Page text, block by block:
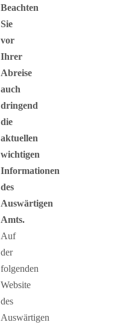
Beachten
Sie
vor
Ihrer
Abreise
auch
dringend
die
aktuellen
wichtigen
Informationen
des
Auswärtigen
Amts.
Auf
der
folgenden
Website
des
Auswärtigen